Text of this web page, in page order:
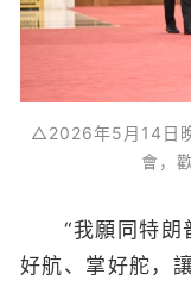
△2026年5月14日
會，
“我願同特朗
好航、掌好舵，